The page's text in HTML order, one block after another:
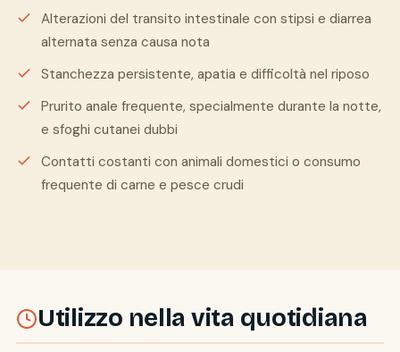
Alterazioni del transito intestinale con stipsi e diarrea
alternata senza causa nota
Stanchezza persistente, apatia e difficoltà nel riposo
Prurito anale frequente, specialmente durante la notte,
e sfoghi cutanei dubbi
Contatti costanti con animali domestici o consumo
frequente di carne e pesce crudi
Utilizzo nella vita quotidiana